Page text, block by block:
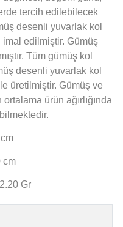
tercih edilebilecek
desenli yuvarlak kol
edilmiştir. Gümüş
Tüm gümüş kol
desenli yuvarlak kol
üretilmiştir. Gümüş ve
ürün ağırlığında
cm
Gr